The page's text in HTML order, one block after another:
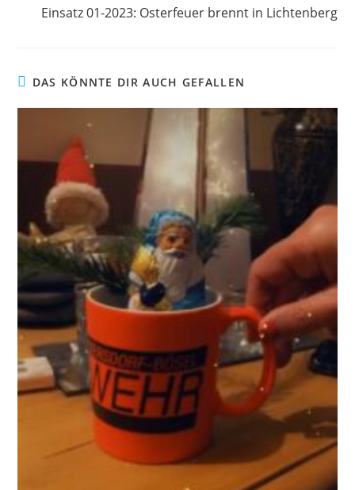
Einsatz 01-2023: Osterfeuer brennt in Lichtenberg
DAS KÖNNTE DIR AUCH GEFALLEN